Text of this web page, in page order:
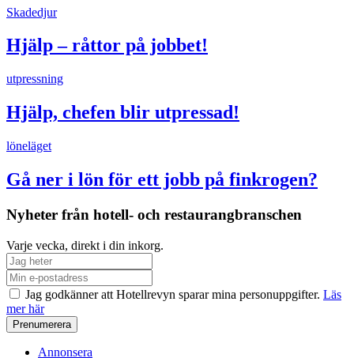
Skadedjur
Hjälp – råttor på jobbet!
utpressning
Hjälp, chefen blir utpressad!
löneläget
Gå ner i lön för ett jobb på finkrogen?
Nyheter från hotell- och restaurangbranschen
Varje vecka, direkt i din inkorg.
Jag godkänner att Hotellrevyn sparar mina personuppgifter. Läs
mer här
Annonsera